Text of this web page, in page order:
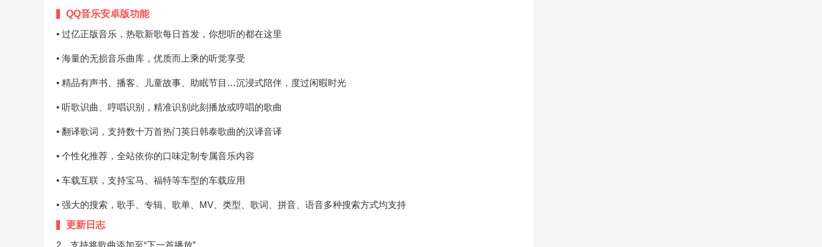
QQ音乐安卓版功能
• 过亿正版音乐，热歌新歌每日首发，你想听的都在这里
• 海量的无损音乐曲库，优质而上乘的听觉享受
• 精品有声书、播客、儿童故事、助眠节目…沉浸式陪伴，度过闲暇时光
• 听歌识曲、哼唱识别，精准识别此刻播放或哼唱的歌曲
• 翻译歌词，支持数十万首热门英日韩泰歌曲的汉译音译
• 个性化推荐，全站依你的口味定制专属音乐内容
• 车载互联，支持宝马、福特等车型的车载应用
• 强大的搜索，歌手、专辑、歌单、MV、类型、歌词、拼音、语音多种搜索方式均支持
更新日志
2、支持将歌曲添加至“下一首播放”